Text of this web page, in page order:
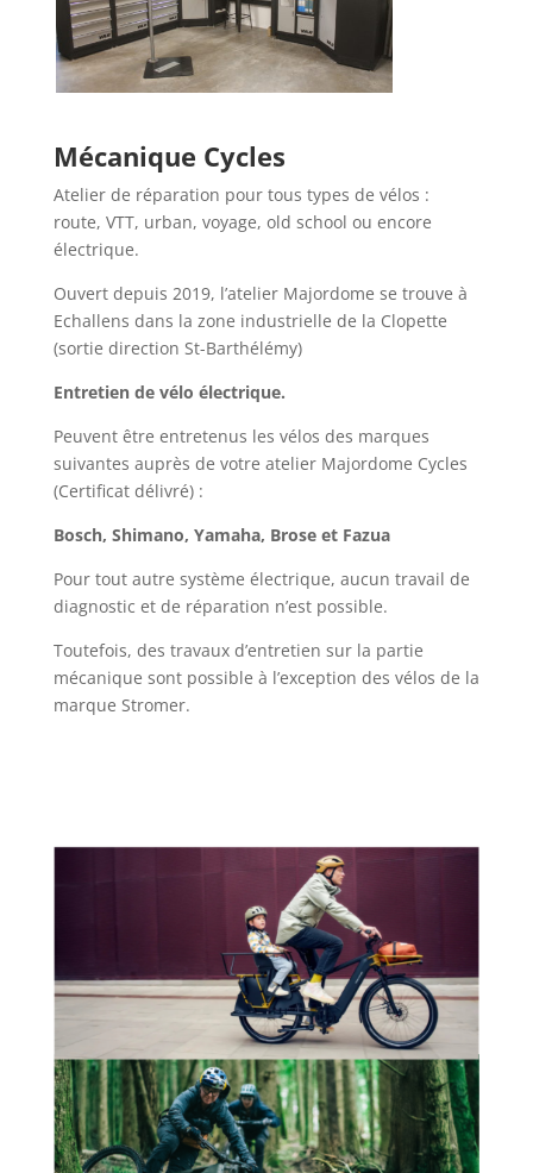
Mécanique Cycles
Atelier de réparation pour tous types de vélos :
route, VTT, urban, voyage, old school ou encore
électrique.
Ouvert depuis 2019, l’atelier Majordome se trouve à
Echallens dans la zone industrielle de la Clopette
(sortie direction St-Barthélémy)
Entretien de vélo électrique.
Peuvent être entretenus les vélos des marques
suivantes auprès de votre atelier Majordome Cycles
(Certificat délivré) :
Bosch, Shimano, Yamaha, Brose et Fazua
Pour tout autre système électrique, aucun travail de
diagnostic et de réparation n’est possible.
Toutefois, des travaux d’entretien sur la partie
mécanique sont possible à l’exception des vélos de la
marque Stromer.